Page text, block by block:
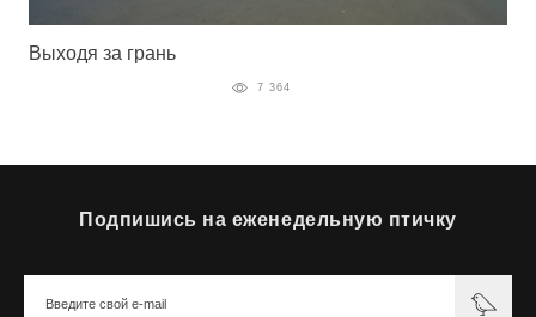
Выходя за грань
7 364
Подпишись на еженедельную птичку